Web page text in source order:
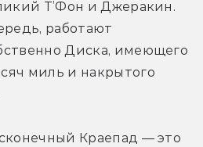
Т’Фон и Джеракин.
работают
Диска, имеющего
миль и накрытого
Краепад — это